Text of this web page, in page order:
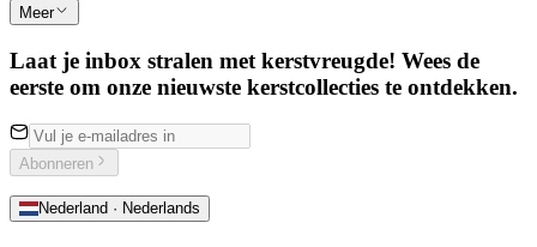
Meer
Laat je inbox stralen met kerstvreugde! Wees de
eerste om onze nieuwste kerstcollecties te ontdekken.
Abonneren
Nederland · Nederlands